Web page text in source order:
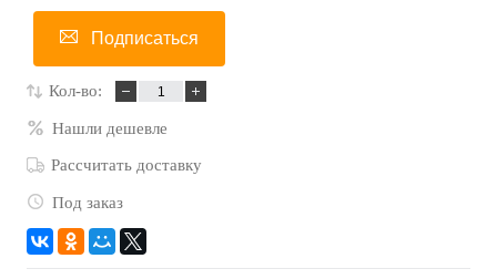
Подписаться
Кол-во:
Нашли дешевле
Рассчитать доставку
Под заказ